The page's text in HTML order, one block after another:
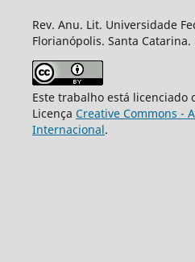
Rev. Anu. Lit. Universidade
Florianópolis. Santa Catarina.
Este trabalho está licenciado
Licença Creative Commons -
Internacional.